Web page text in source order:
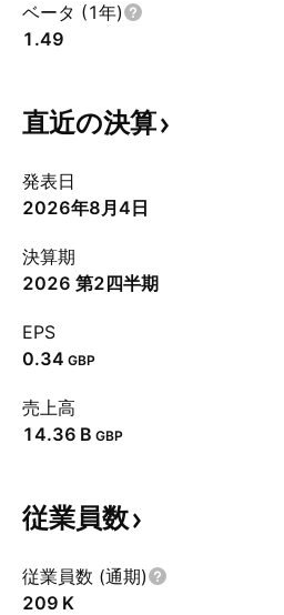
ベータ (1年)
1.49
直近の決算
発表日
2026年8月4日
決算期
2026 第2四半期
EPS
0.34 GBP
売上高
‪14.36 B‬ GBP
従業員数
従業員数 (通期)
‪209 K‬